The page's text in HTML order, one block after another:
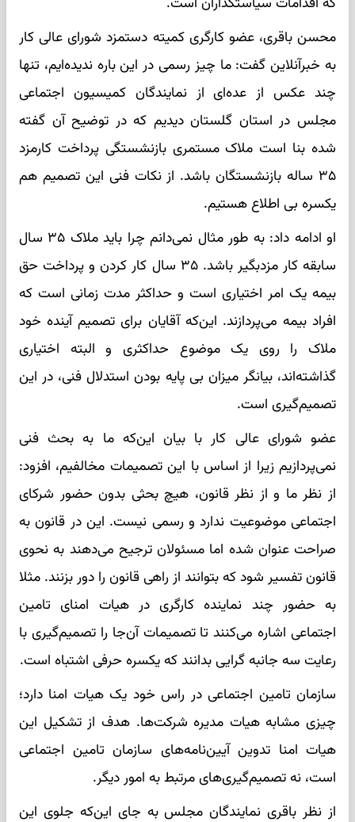
محسن باقری، عضو کارگری کمیته دستمزد شورای عالی کار
به خبرآنلاین گفت: ما چیز رسمی در این باره ندیده‌ایم، تنها
چند عکس از عده‌ای از نمایندگان کمیسیون اجتماعی
مجلس در استان گلستان دیدیم که در توضیح آن گفته
شده بنا است ملاک مستمری بازنشستگی پرداخت کارمزد
۳۵ ساله بازنشستگان باشد. از نکات فنی این تصمیم هم
یکسره بی اطلاع هستیم.
او ادامه داد: به طور مثال نمی‌دانم چرا باید ملاک ۳۵ سال
سابقه کار مزدبگیر باشد. ۳۵ سال کار کردن و پرداخت حق
بیمه یک امر اختیاری است و حداکثر مدت زمانی است که
افراد بیمه می‌پردازند. این‌که آقایان برای تصمیم آینده خود
ملاک را روی یک موضوع حداکثری و البته اختیاری
گذاشته‌اند، بیانگر میزان بی پایه بودن استدلال فنی، در این
تصمیم‌گیری است.
عضو شورای عالی کار با بیان این‌که ما به بحث فنی
نمی‌پردازیم زیرا از اساس با این تصمیمات مخالفیم، افزود:
از نظر ما و از نظر قانون، هیچ بحثی بدون حضور شرکای
اجتماعی موضوعیت ندارد و رسمی نیست. این در قانون به
صراحت عنوان شده اما مسئولان ترجیح می‌دهند به نحوی
قانون تفسیر شود که بتوانند از راهی قانون را دور بزنند. مثلا
به حضور چند نماینده کارگری در هیات امنای تامین
اجتماعی اشاره می‌کنند تا تصمیمات آن‌جا را تصمیم‌گیری با
رعایت سه جانبه گرایی بدانند که یکسره حرفی اشتباه است.
سازمان تامین اجتماعی در راس خود یک هیات امنا دارد؛
چیزی مشابه هیات مدیره شرکت‌ها. هدف از تشکیل این
هیات امنا تدوین آیین‌نامه‌های سازمان تامین اجتماعی
است، نه تصمیم‌گیری‌های مرتبط به امور دیگر.
از نظر باقری نمایندگان مجلس به جای این‌که جلوی این